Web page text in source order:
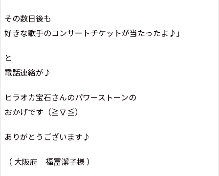
その数日後も
好きな歌手のコンサートチケットが当たったよ♪」
と
電話連絡が♪
ヒラオカ宝石さんのパワーストーンの
おかげです（≧∇≦）
ありがとうございます♪
（ 大阪府 福冨潔子様 ）